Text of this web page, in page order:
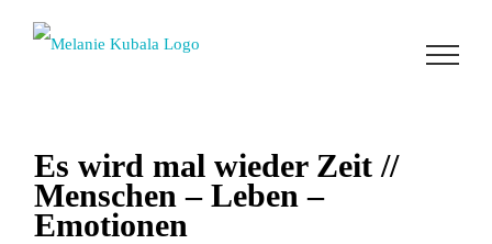
Es wird mal wieder Zeit //
Menschen – Leben –
Emotionen